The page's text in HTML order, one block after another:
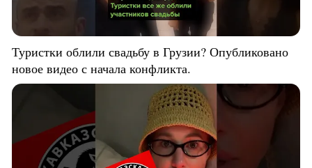
Туристки облили свадьбу в Грузии? Опубликовано
новое видео с начала конфликта.